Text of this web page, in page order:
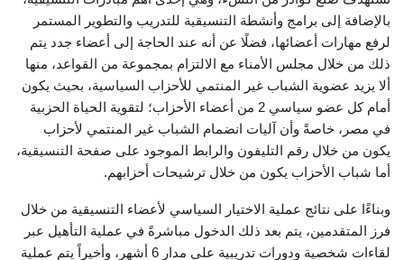
بالإضافة إلى برامج وأنشطة التنسيقية للتدريب والتطوير المستمر
لرفع مهارات أعضائها، فضلًا عن أنه عند الحاجة إلى أعضاء جدد يتم
ذلك من خلال مجلس الأمناء مع الالتزام بمجموعة من القواعد، منها
ألا يزيد عضوية الشباب غير المنتمي للأحزاب السياسية، بحيث يكون
أمام كل عضو سياسي 2 من أعضاء الأحزاب؛ لتقوية الحياة الحزبية
في مصر، خاصةً وأن آليات انضمام الشباب غير المنتمي لأحزاب
يكون من خلال رقم التليفون والرابط الموجود على صفحة التنسيقية،
أما شباب الأحزاب يكون من خلال ترشيحات أحزابهم.
وبناءًا على نتائج عملية الاختيار السياسي لأعضاء التنسيقية من خلال
فرز المتقدمين، يتم بعد ذلك الدخول مباشرةً في عملية التأهيل عبر
لقاءات شخصية ودورات تدريبية على مدار 6 أشهر، وأخيراً يتم عملية